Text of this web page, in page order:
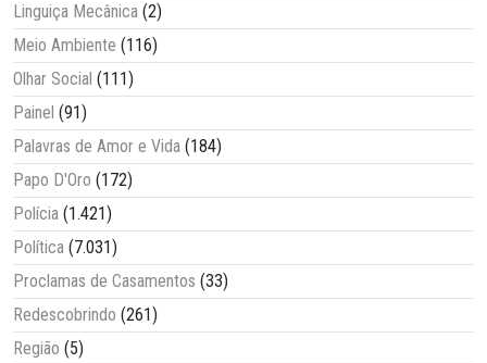
Linguiça Mecânica (2)
Meio Ambiente (116)
Olhar Social (111)
Painel (91)
Palavras de Amor e Vida (184)
Papo D'Oro (172)
Polícia (1.421)
Política (7.031)
Proclamas de Casamentos (33)
Redescobrindo (261)
Região (5)